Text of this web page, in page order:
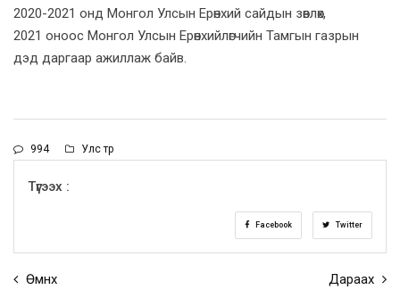
2020-2021 онд Монгол Улсын Ерөнхий сайдын зөвлөх,
2021 оноос Монгол Улсын Ерөнхийлөгчийн Тамгын газрын
дэд даргаар ажиллаж байв.
994 Улс төр
Түгээх :
Facebook Twitter
Өмнөх Дараах